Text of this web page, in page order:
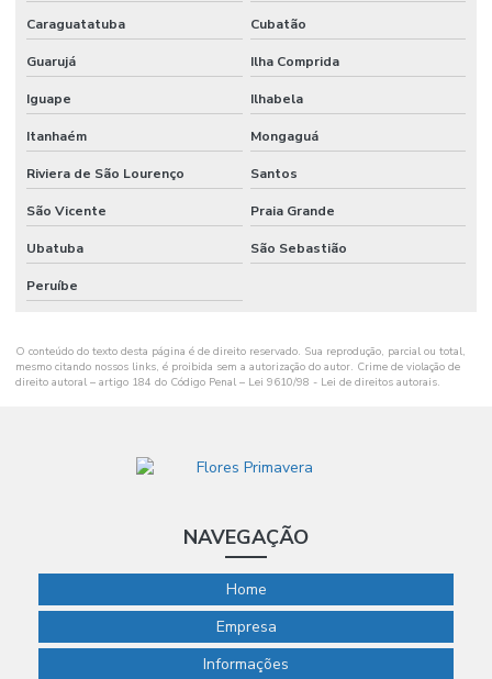
Caraguatatuba Cubatão
Guarujá Ilha Comprida
Iguape Ilhabela
Itanhaém Mongaguá
Riviera de São Lourenço Santos
São Vicente Praia Grande
Ubatuba São Sebastião
Peruíbe
O conteúdo do texto desta página é de direito reservado. Sua reprodução, parcial ou total,
mesmo citando nossos links, é proibida sem a autorização do autor. Crime de violação de
direito autoral – artigo 184 do Código Penal – Lei 9610/98 - Lei de direitos autorais.
NAVEGAÇÃO
Home
Empresa
Informações